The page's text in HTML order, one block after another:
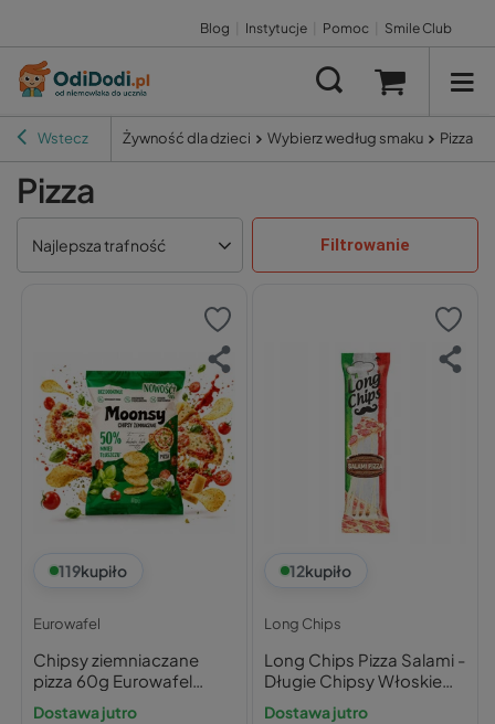
Blog Instytucje Pomoc Smile Club
Wstecz Żywność dla dzieci Wybierz według smaku Pizza
Pizza
Najlepsza trafność Filtrowanie
119kupiło
Eurowafel
Chipsy ziemniaczane
pizza 60g Eurowafel
Moonsy
Dostawa jutro
12kupiło
Long Chips
Long Chips Pizza Salami -
Długie Chipsy Włoskie
75g
Dostawa jutro